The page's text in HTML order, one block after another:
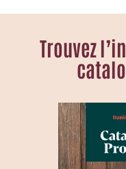
Trouvez